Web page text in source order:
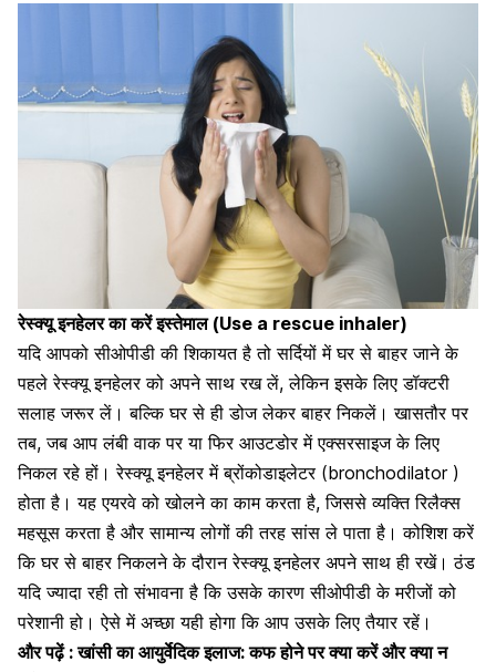
रेस्क्यू इनहेलर का करें इस्तेमाल (Use a rescue inhaler)
यदि आपको सीओपीडी की शिकायत है तो सर्दियों में घर से बाहर जाने के
पहलेरेस्क्यू इनहेलर को अपने साथ रख लें, लेकिन इसके लिए डॉक्टरी
सलाह जरूर लें। बल्कि घर से ही डोज लेकर बाहर निकलें। खासतौर पर
तब, जब आप लंबी वाक पर या फिर आउटडोर में एक्सरसाइज के लिए
निकल रहे हों। रेस्क्यू इनहेलर में ब्रोंकोडाइलेटर (bronchodilator )
होता है। यह एयरवे को खोलने का काम करता है, जिससे व्यक्ति रिलैक्स
महसूस करता है और सामान्य लोगों की तरह सांस ले पाता है। कोशिश करें
कि घर से बाहर निकलने के दौरान रेस्क्यू इनहेलर अपने साथ ही रखें।ठंड
यदि ज्यादा रही तो संभावना है कि उसके कारण सीओपीडी के मरीजों को
परेशानी हो। ऐसे में अच्छा यही होगा कि आप उसके लिए तैयार रहें।
और पढ़ें :खांसी का आयुर्वेदिक इलाज: कफ होने पर क्या करें और क्या न